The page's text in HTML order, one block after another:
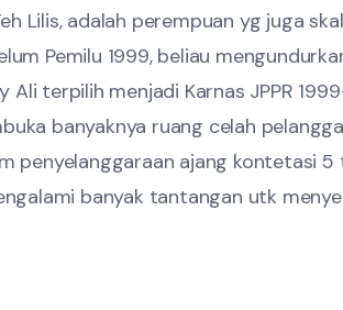
Lilis, adalah perempuan yg juga
Pemilu 1999, beliau
terpilih menjadi Karnas JPPR
banyaknya ruang celah
penyelanggaraan ajang kontetasi
banyak tantangan utk